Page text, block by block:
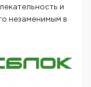
и
незаменимым в